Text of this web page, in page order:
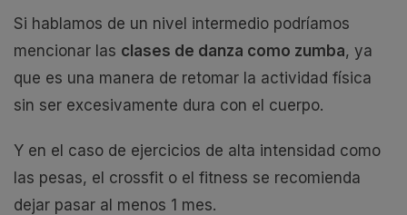
Si hablamos de un nivel intermedio podríamos
mencionar las clases de danza como zumba, ya
que es una manera de retomar la actividad física
sin ser excesivamente dura con el cuerpo.
Y en el caso de ejercicios de alta intensidad como
las pesas, el crossfit o el fitness se recomienda
dejar pasar al menos 1 mes.